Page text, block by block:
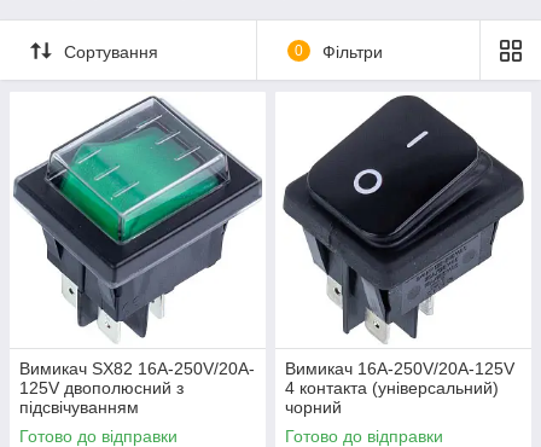
Сортування 0 Фільтри
Вимикач SX82 16A-250V/20A-
125V двополюсний з
підсвічуванням
(універсальний) зелений
Готово до відправки
Вимикач 16A-250V/20A-125V
4 контакта (універсальний)
чорний
Готово до відправки